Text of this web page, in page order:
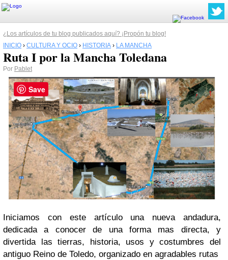
¿Los artículos de tu blog publicados aquí? ¡Propón tu blog!
INICIO › CULTURA Y OCIO › HISTORIA › LA MANCHA
Ruta I por la Mancha Toledana
Por Pablet
Iniciamos con este artículo una nueva andadura,
dedicada a conocer de una forma mas directa, y
divertida las tierras, historia, usos y costumbres del
antiguo Reino de Toledo, organizado en agradables rutas
Save